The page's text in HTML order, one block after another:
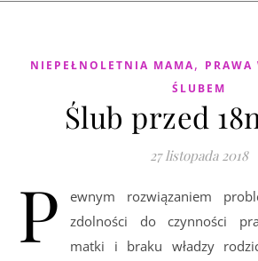
NIEPEŁNOLETNIA MAMA, PRAWA
ŚLUBEM
Ślub przed
27 listopada 2018
P
ewnym rozwiązaniem
zdolności do czynności
matki i braku władzy